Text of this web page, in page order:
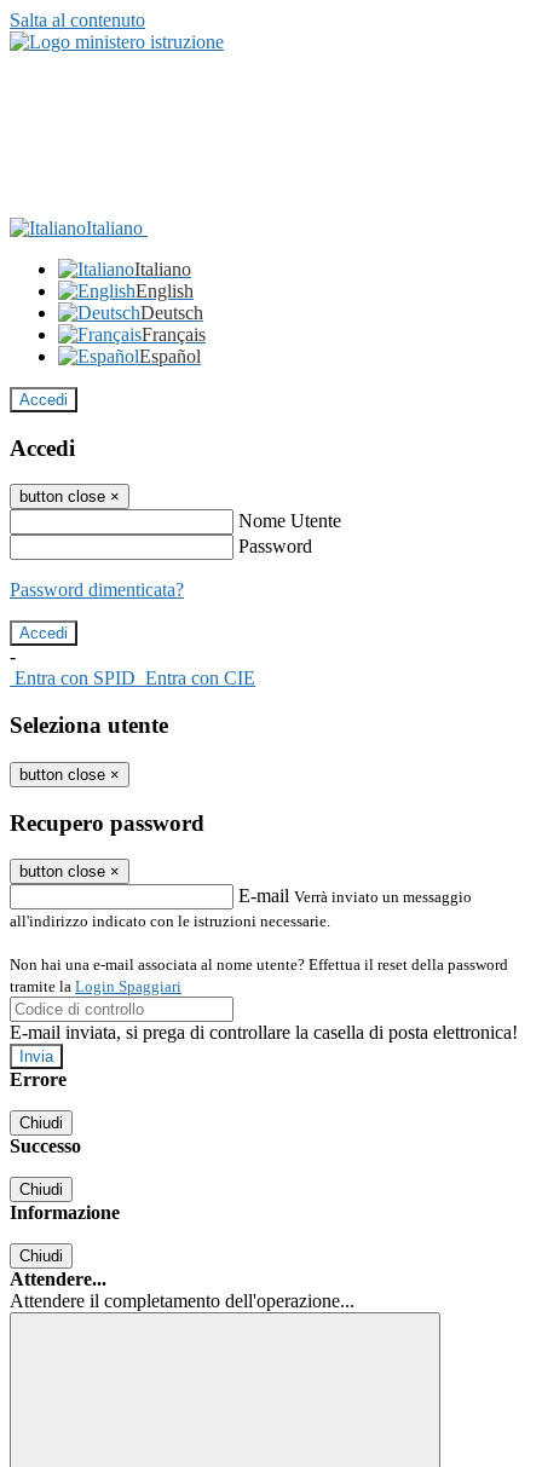
Salta al contenuto
Italiano
Italiano
English
Deutsch
Français
Español
Accedi
Accedi
button close ×
Nome Utente
Password
Password dimenticata?
-
Entra con SPID Entra con CIE
Seleziona utente
button close ×
Recupero password
button close ×
E-mail Verrà inviato un messaggio
all'indirizzo indicato con le istruzioni necessarie.
Non hai una e-mail associata al nome utente? Effettua il reset della password
tramite la Login Spaggiari
E-mail inviata, si prega di controllare la casella di posta elettronica!
Errore
Chiudi
Successo
Chiudi
Informazione
Chiudi
Attendere...
Attendere il completamento dell'operazione...